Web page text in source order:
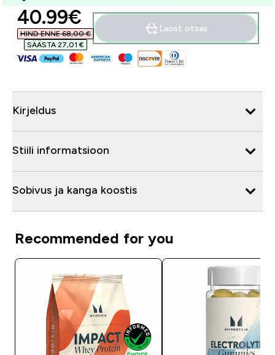
discounted price
40.99€‎
HIND ENNE 68,00 €‎
SÄÄSTA 27,01 €‎
Laost otsas
Kirjeldus
Stiili informatsioon
Sobivus ja kanga koostis
Recommended for you